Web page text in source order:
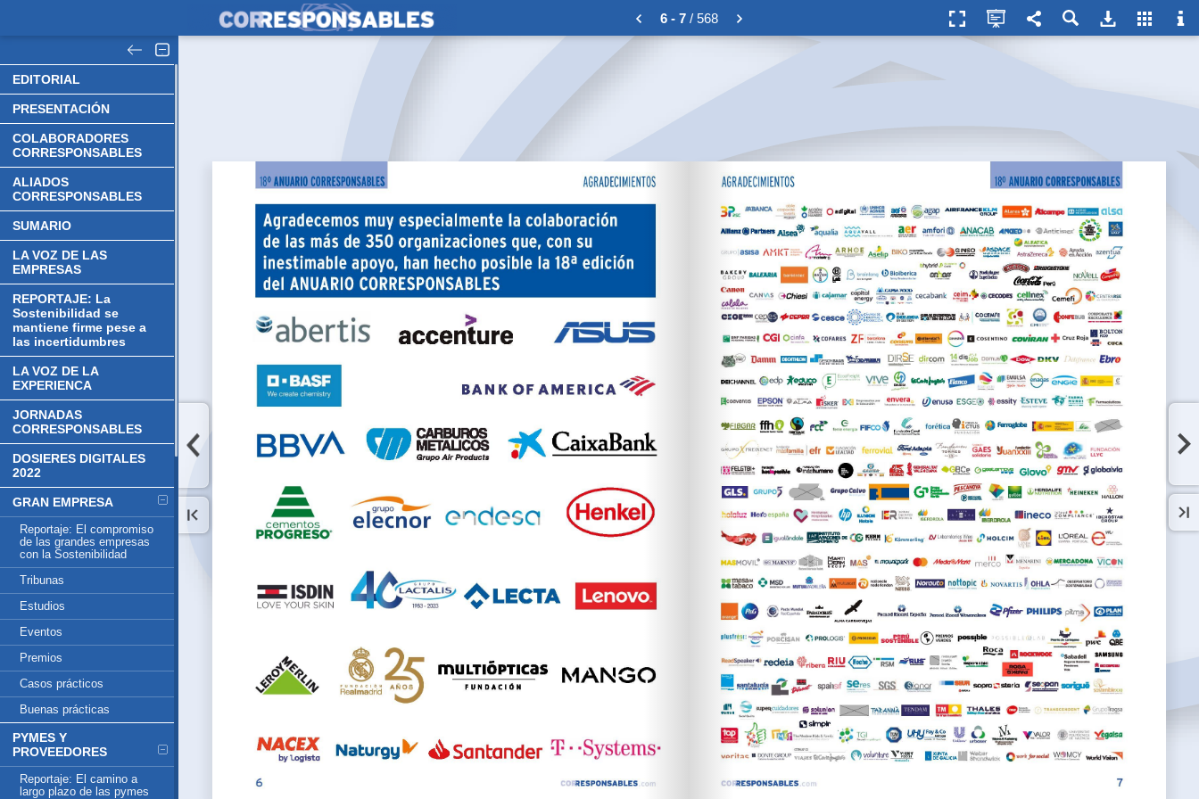
6 - 7/ 568
EDITORIAL
PRESENTACIÓN
COLABORADORES
CORRESPONSABLES
ALIADOS
CORRESPONSABLES
SUMARIO
LA VOZ DE LAS
EMPRESAS
REPORTAJE: La
Sostenibilidad se
mantiene firme pese a
las incertidumbres
LA VOZ DE LA
EXPERIENCA
JORNADAS
CORRESPONSABLES
DOSIERES DIGITALES
2022
GRAN EMPRESA
Reportaje: El compromiso
de las grandes empresas
con la Sostenibilidad
Tribunas
Estudios
Eventos
Premios
Casos prácticos
Buenas prácticas
PYMES Y
PROVEEDORES
Reportaje: El camino a
largo plazo de las pymes